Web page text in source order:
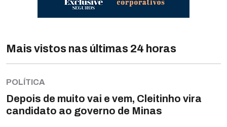
Mais vistos nas últimas 24 horas
POLÍTICA
Depois de muito vai e vem, Cleitinho vira
candidato ao governo de Minas